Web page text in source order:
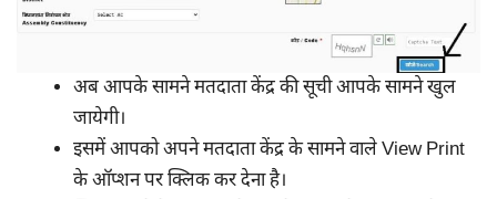
अब आपके सामने मतदाता केंद्र की सूची आपके सामने खुल
जायेगी।
इसमें आपको अपने मतदाता केंद्र के सामने वाले View Print
के ऑप्शन पर क्लिक कर देना है।